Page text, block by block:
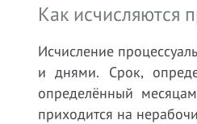
Как исчисляются
Исчисление
и днями. Срок,
определённый
приходится на